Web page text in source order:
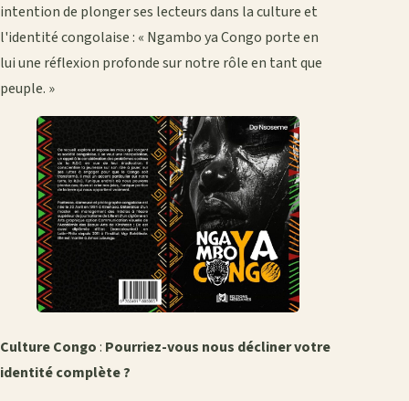
intention de plonger ses lecteurs dans la culture et
l'identité congolaise : « Ngambo ya Congo porte en
lui une réflexion profonde sur notre rôle en tant que
peuple. »
Culture Congo : Pourriez-vous nous décliner votre
identité complète ?